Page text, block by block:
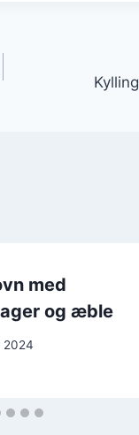
med
og æble
2024